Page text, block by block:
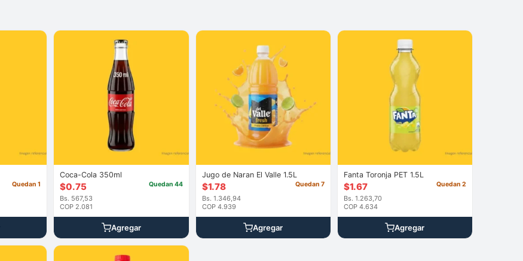
Quedan 1
Coca-Cola 350ml
$0.75
Bs. 567,53
COP 2.081
Quedan 44
Agregar
Jugo de Naran El Valle 1.5L
$1.78
Bs. 1.346,94
COP 4.939
Quedan 7
Agregar
Fanta Toronja PET 1.5L
$1.67
Bs. 1.263,70
COP 4.634
Quedan 2
Agregar